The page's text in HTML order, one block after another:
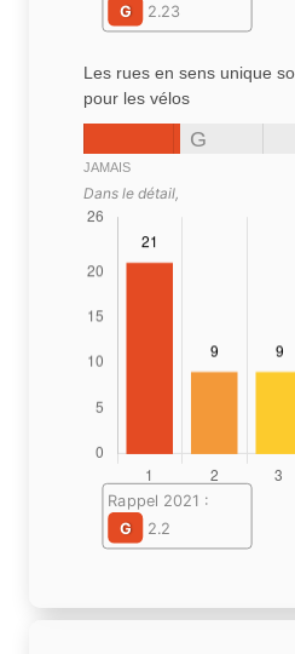
G
2.23
Les rues en sens unique
pour les vélos
G
JAMAIS
Dans le détail,
Rappel 2021 :
G
2.2